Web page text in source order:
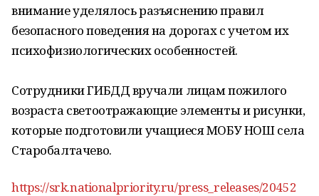
внимание уделялось разъяснению правил
безопасного поведения на дорогах с учетом их
психофизиологических особенностей.
Сотрудники ГИБДД вручали лицам пожилого
возраста светоотражающие элементы и рисунки,
которые подготовили учащиеся МОБУ НОШ села
Старобалтачево.
https://srk.nationalpriority.ru/press_releases/20452